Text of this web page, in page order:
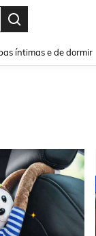
íntimas e de dormir